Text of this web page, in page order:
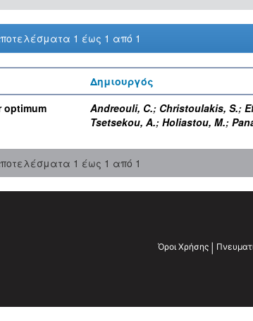
1 έως 1 από 1
Δημιουργός
optimum
Andreouli, C.; Christoulakis, S.;
Tsetsekou, A.; Holiastou, M.;
1 έως 1 από 1